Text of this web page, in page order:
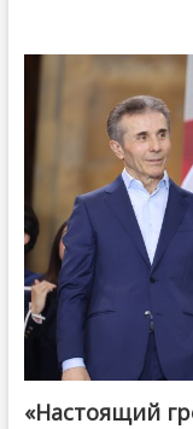
@ქართული ოცნება /
«Настоящий